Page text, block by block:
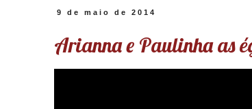
9 de maio de 2014
Arianna e Paulinha as